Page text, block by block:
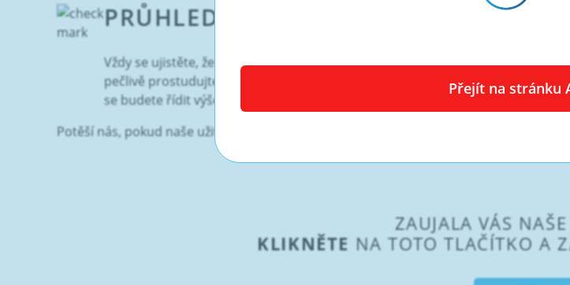
PRŮHLEDNOST
Vždy se ujistěte, že nabídka je pro vás srozumitelná – podmínky nebankovní
pečlivě prostudujte. Pozorně si přečtěte smlouvu o zápůjčce a ujistěte se, že
se budete řídit výše uvedenými doporučeními a pravidly, se splacením
Potěší nás, pokud naše užitečné rady pro vás byly přínosem a budeme velmi rádi, když
ZAUJALA VÁS
KLIKNĚTE NA TOTO TLAČÍTKO A
Přejít na stránku